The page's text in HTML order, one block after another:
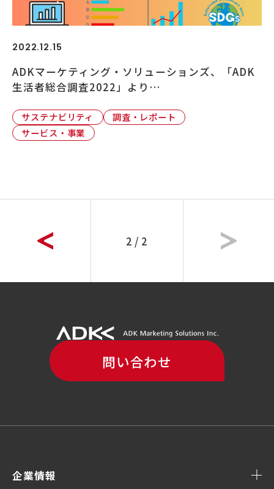
2022.12.15
ADKマーケティング・ソリューションズ、「ADK
生活者総合調査2022」より…
サステナビリティ
調査・レポート
サービス・事業
2 / 2
問い合わせ
企業情報